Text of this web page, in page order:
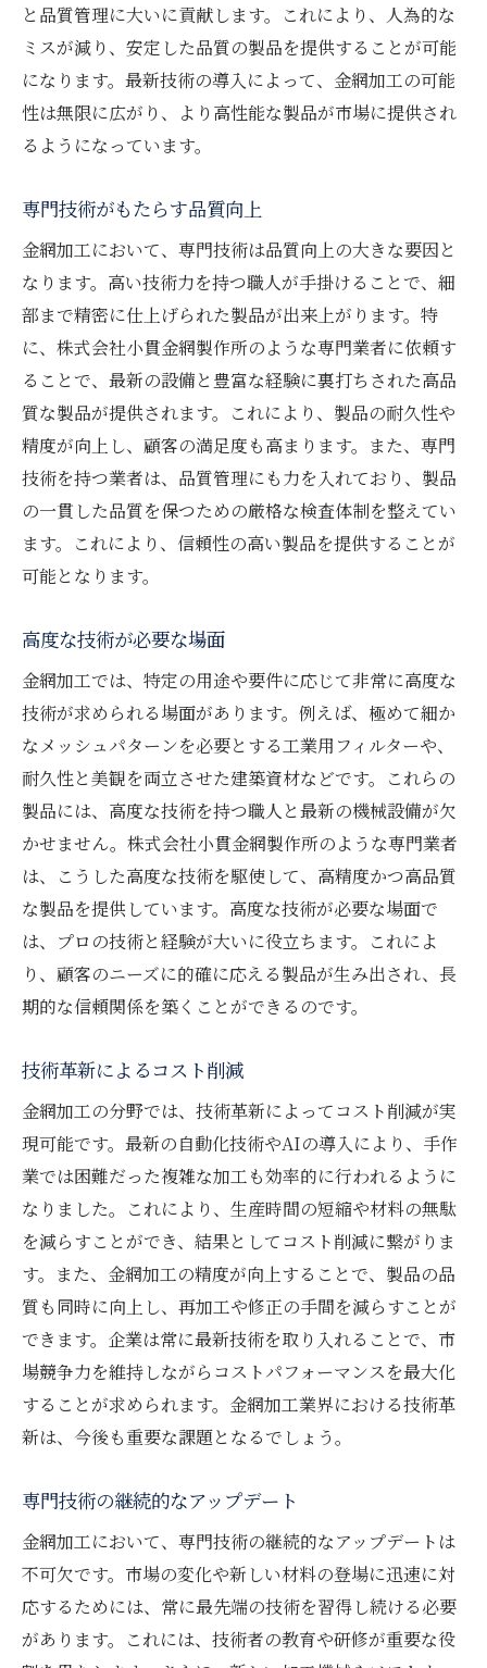
と品質管理に大いに貢献します。これにより、人為的な
ミスが減り、安定した品質の製品を提供することが可能
になります。最新技術の導入によって、金網加工の可能
性は無限に広がり、より高性能な製品が市場に提供され
るようになっています。
専門技術がもたらす品質向上
金網加工において、専門技術は品質向上の大きな要因と
なります。高い技術力を持つ職人が手掛けることで、細
部まで精密に仕上げられた製品が出来上がります。特
に、株式会社小貫金網製作所のような専門業者に依頼す
ることで、最新の設備と豊富な経験に裏打ちされた高品
質な製品が提供されます。これにより、製品の耐久性や
精度が向上し、顧客の満足度も高まります。また、専門
技術を持つ業者は、品質管理にも力を入れており、製品
の一貫した品質を保つための厳格な検査体制を整えてい
ます。これにより、信頼性の高い製品を提供することが
可能となります。
高度な技術が必要な場面
金網加工では、特定の用途や要件に応じて非常に高度な
技術が求められる場面があります。例えば、極めて細か
なメッシュパターンを必要とする工業用フィルターや、
耐久性と美観を両立させた建築資材などです。これらの
製品には、高度な技術を持つ職人と最新の機械設備が欠
かせません。株式会社小貫金網製作所のような専門業者
は、こうした高度な技術を駆使して、高精度かつ高品質
な製品を提供しています。高度な技術が必要な場面で
は、プロの技術と経験が大いに役立ちます。これによ
り、顧客のニーズに的確に応える製品が生み出され、長
期的な信頼関係を築くことができるのです。
技術革新によるコスト削減
金網加工の分野では、技術革新によってコスト削減が実
現可能です。最新の自動化技術やAIの導入により、手作
業では困難だった複雑な加工も効率的に行われるように
なりました。これにより、生産時間の短縮や材料の無駄
を減らすことができ、結果としてコスト削減に繋がりま
す。また、金網加工の精度が向上することで、製品の品
質も同時に向上し、再加工や修正の手間を減らすことが
できます。企業は常に最新技術を取り入れることで、市
場競争力を維持しながらコストパフォーマンスを最大化
することが求められます。金網加工業界における技術革
新は、今後も重要な課題となるでしょう。
専門技術の継続的なアップデート
金網加工において、専門技術の継続的なアップデートは
不可欠です。市場の変化や新しい材料の登場に迅速に対
応するためには、常に最先端の技術を習得し続ける必要
があります。これには、技術者の教育や研修が重要な役